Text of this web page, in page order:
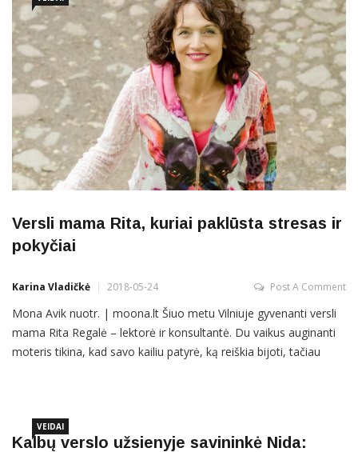
Versli mama Rita, kuriai paklūsta stresas ir
pokyčiai
Karina Vladičkė 2018-05-24 Post A Comment
Mona Avik nuotr. | moona.lt Šiuo metu Vilniuje gyvenanti versli
mama Rita Regalė – lektorė ir konsultantė. Du vaikus auginanti
moteris tikina, kad savo kailiu patyrė, ką reiškia bijoti, tačiau
VEIDAI
Kalbų verslo užsienyje savininkė Nida: